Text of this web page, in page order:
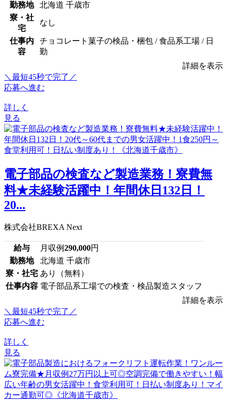
勤務地
北海道 千歳市
寮・社
宅
なし
仕事内
容
チョコレート菓子の検品・梱包 / 食品系工場 / 日
勤
詳細を表示
＼最短45秒で完了／
応募へ進む
詳しく
見る
電子部品の検査など製造業務！寮費無
料★未経験活躍中！年間休日132日！
20...
株式会社BREXA Next
給与 月収例290,000円
勤務地
北海道 千歳市
寮・社宅 あり（無料）
仕事内容 電子部品系工場での検査・検品製造スタッフ
詳細を表示
＼最短45秒で完了／
応募へ進む
詳しく
見る